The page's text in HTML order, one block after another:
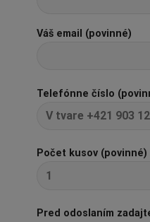
Váš email (povinné)
Telefónne číslo
Počet kusov (povinné)
Pred odoslaním